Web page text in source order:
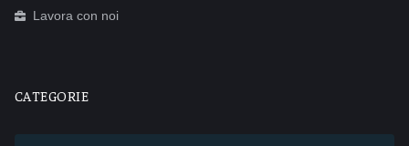
Lavora con noi
CATEGORIE